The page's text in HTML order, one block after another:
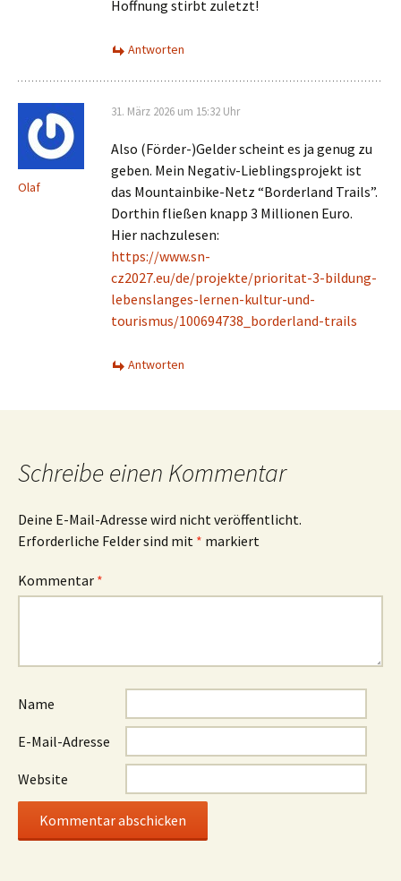
Hoffnung stirbt zuletzt!
Antworten
Olaf
31. März 2026 um 15:32 Uhr
Also (Förder-)Gelder scheint es ja genug zu
geben. Mein Negativ-Lieblingsprojekt ist
das Mountainbike-Netz “Borderland Trails”.
Dorthin fließen knapp 3 Millionen Euro.
Hier nachzulesen:
https://www.sn-
cz2027.eu/de/projekte/prioritat-3-bildung-
lebenslanges-lernen-kultur-und-
tourismus/100694738_borderland-trails
Antworten
Schreibe einen Kommentar
Deine E-Mail-Adresse wird nicht veröffentlicht.
Erforderliche Felder sind mit * markiert
Kommentar *
Name
E-Mail-Adresse
Website